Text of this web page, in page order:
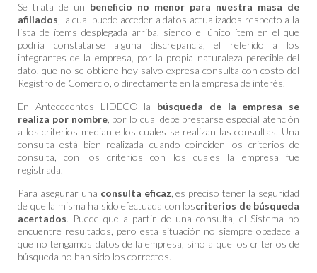
Se trata de un beneficio no menor para nuestra masa de
afiliados , la cual puede acceder a datos actualizados respecto a la
lista de ítems desplegada arriba, siendo el único ítem en el que
podría constatarse alguna discrepancia, el referido a los
integrantes de la empresa, por la propia naturaleza perecible del
dato, que no se obtiene hoy salvo expresa consulta con costo del
Registro de Comercio, o directamente en la empresa de interés.
En Antecedentes LIDECO la búsqueda de la empresa se
realiza por nombre, por lo cual debe prestarse especial atención
a los criterios mediante los cuales se realizan las consultas. Una
consulta está bien realizada cuando coinciden los criterios de
consulta, con los criterios con los cuales la empresa fue
registrada.
Para asegurar una consulta eficaz , es preciso tener la seguridad
de que la misma ha sido efectuada con loscriterios de búsqueda
acertados. Puede que a partir de una consulta, el Sistema no
encuentre resultados, pero esta situación no siempre obedece a
que no tengamos datos de la empresa, sino a que los criterios de
búsqueda no han sido los correctos.